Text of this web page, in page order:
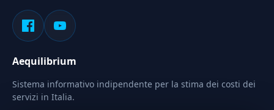
Aequilibrium
Sistema informativo indipendente per la stima dei costi dei
servizi in Italia.